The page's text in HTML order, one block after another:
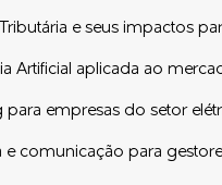
e seus impactos
Artificial aplicada ao
para empresas do setor
e comunicação para